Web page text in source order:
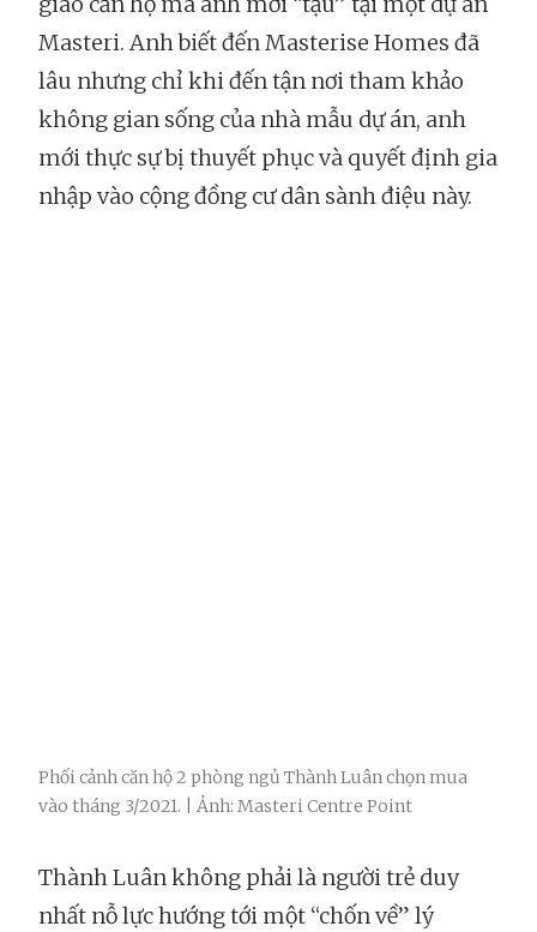
Masteri. Anh biết đến Masterise Homes đã
lâu nhưng chỉ khi đến tận nơi tham khảo
không gian sống của nhà mẫu dự án, anh
mới thực sự bị thuyết phục và quyết định gia
nhập vào cộng đồng cư dân sành điệu này.
Phối cảnh căn hộ 2 phòng ngủ Thành Luân chọn mua
vào tháng 3/2021. | Ảnh: Masteri Centre Point
Thành Luân không phải là người trẻ duy
nhất nỗ lực hướng tới một “chốn về” lý